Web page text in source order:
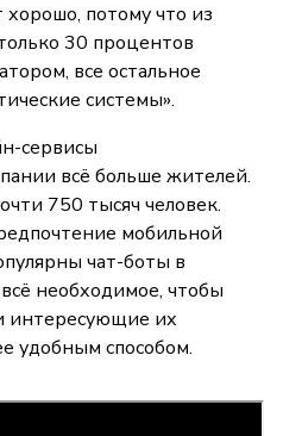
потому что из
30 процентов
все остальное
системы».
сервисы
всё больше жителей.
750 тысяч человек.
мобильной
чат-боты в
необходимое, чтобы
интересующие их
удобным способом.